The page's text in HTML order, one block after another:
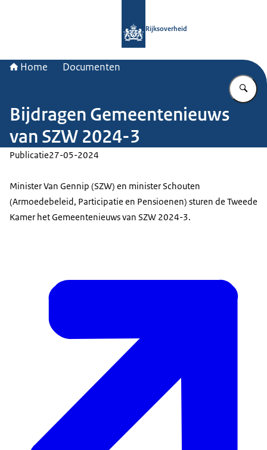
Rijksoverheid
Home Documenten
Bijdragen Gemeentenieuws
van SZW 2024-3
Publicatie27-05-2024
Minister Van Gennip (SZW) en minister Schouten
(Armoedebeleid, Participatie en Pensioenen) sturen de Tweede
Kamer het Gemeentenieuws van SZW 2024-3.